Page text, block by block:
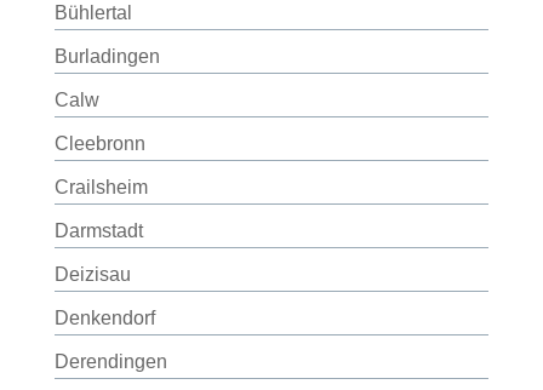
Bühlertal
Burladingen
Calw
Cleebronn
Crailsheim
Darmstadt
Deizisau
Denkendorf
Derendingen